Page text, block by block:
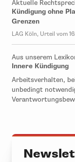
Aktuelle
Kündigung ohne
Grenzen
LAG Köln, Urteil vom
Aus unserem
Innere Kündigung
Arbeitsverhalten,
unbedingt